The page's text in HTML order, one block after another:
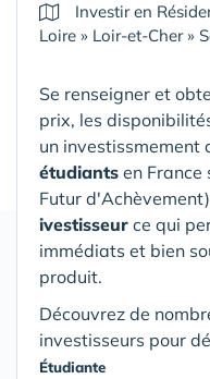
Investir en
Loire » Loir-et-Cher»
Se renseigner et
prix, les
un investissmement
étudiants en France
Futur
ivestisseur ce qui
immédiats et bien
produit.
Découvrez de
investisseurs pour
Étudiante